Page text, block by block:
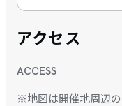
アクセス
ACCESS
※地図は開催地周辺